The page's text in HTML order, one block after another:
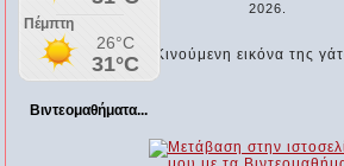
2026.
Βιντεομαθήματα...